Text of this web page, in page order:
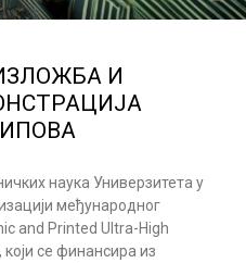
ИЗЛОЖБА И
наука Универзитета у
међународног
and Printed Ultra-High
се финансира из